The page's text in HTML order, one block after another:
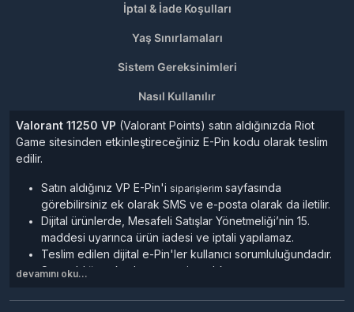
İptal & İade Koşulları
Yaş Sınırlamaları
Sistem Gereksinimleri
Nasıl Kullanılır
Valorant 11250 VP (Valorant Points) satın aldığınızda Riot
Game sitesinden etkinleştireceğiniz E-Pin kodu olarak teslim
edilir.
Satın aldığınız VP E-Pin'i siparişlerim sayfasında
görebilirsiniz ek olarak SMS ve e-posta olarak da iletilir.
Dijital ürünlerde, Mesafeli Satışlar Yönetmeliği’nin 15.
maddesi uyarınca ürün iadesi ve iptali yapılamaz.
Teslim edilen dijital e-Pin'ler kullanıcı sorumluluğundadır.
Satın aldığınız kod, esn, e-pin, cd-key, oyun ve oyun
teslim edilen ürün anahtarını aktif ederek Oyun/Hizmetleri
devamını oku...